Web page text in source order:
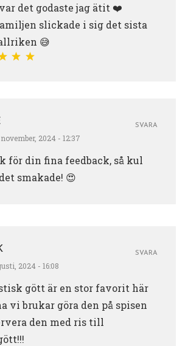
det godaste jag ätit ❤️
slickade i sig det sista
😅
november, 2024 - 12:37
för din fina feedback, så kul
smakade! 😍
SVARA
2024 - 16:08
gött är en stor favorit här
vi brukar göra den på spisen
den med ris till
SVARA